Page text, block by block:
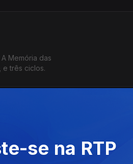
Memória das
e três ciclos.
Raposas, de Valéry
se na RTP